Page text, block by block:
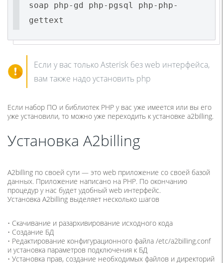
soap php-gd php-pgsql php-php-
gettext
Если у вас только Asterisk без web интерфейса,
вам также надо установить php
Если набор ПО и библиотек PHP у вас уже имеется или вы его
уже установили, то можно уже переходить к установке a2billing.
Установка A2billing
A2billing по своей сути — это web приложение со своей базой
данных. Приложение написано на PHP. По окончанию
процедур у нас будет удобный web интерфейс.
Установка A2billing выделяет несколько шагов
• Скачивание и разархивирование исходного кода
• Создание БД
• Редактирование конфигурационного файла /etc/a2billing.conf
и установка параметров подключения к БД
• Установка прав, создание необходимых файлов и директорий